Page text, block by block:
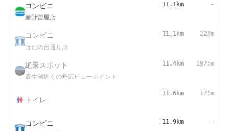
コンビニ
秦野曽屋店
11.1km -
コンビニ
はだの台通り店
11.1km 228m
絶景スポット
震生湖近くの丹沢ビューポイント
11.4km 1975m
トイレ
11.6km 176m
コンビニ 11.9km -